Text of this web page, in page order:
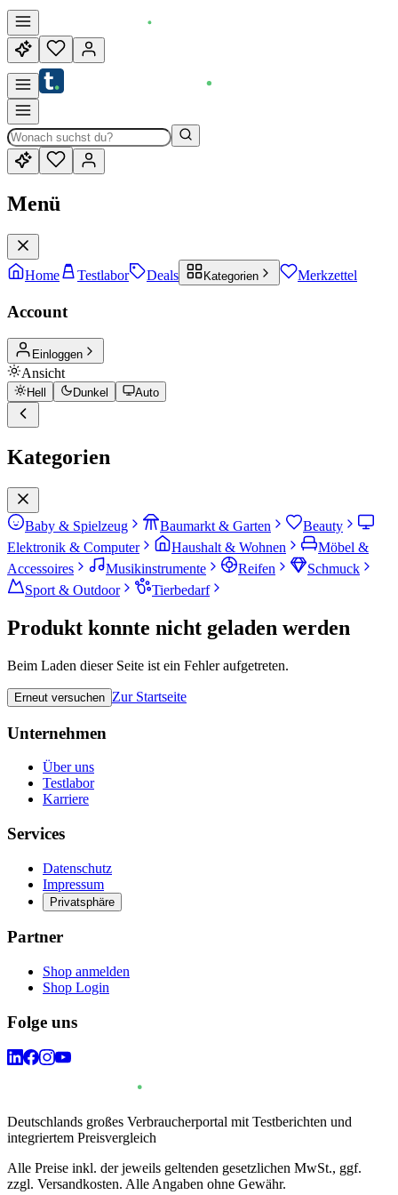
Menü
Home Testlabor Deals Kategorien Merkzettel
Account
Einloggen
Ansicht
Hell Dunkel Auto
Kategorien
Baby & Spielzeug Baumarkt & Garten
Beauty
Elektronik & Computer
Haushalt & Wohnen
Möbel &
Accessoires
Musikinstrumente Reifen
Schmuck
Sport & Outdoor
Tierbedarf
Produkt konnte nicht geladen werden
Beim Laden dieser Seite ist ein Fehler aufgetreten.
Erneut versuchen Zur Startseite
Unternehmen
Über uns
Testlabor
Karriere
Services
Datenschutz
Impressum
Privatsphäre
Partner
Shop anmelden
Shop Login
Folge uns
Deutschlands großes Verbraucherportal mit Testberichten und
integriertem Preisvergleich
Alle Preise inkl. der jeweils geltenden gesetzlichen MwSt., ggf.
zzgl. Versandkosten. Alle Angaben ohne Gewähr.